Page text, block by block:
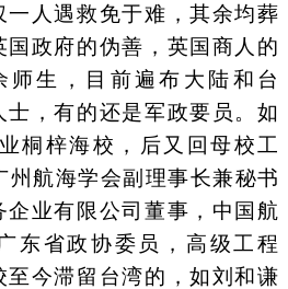
一人遇救免于难，其余均葬
政府的伪善，英国商人的
生，目前遍布大陆和台
，有的还是军政要员。如
桐梓海校，后又回母校工
州航海学会副理事长兼秘书
业有限公司董事，中国航
东省政协委员，高级工程
至今滞留台湾的，如刘和谦